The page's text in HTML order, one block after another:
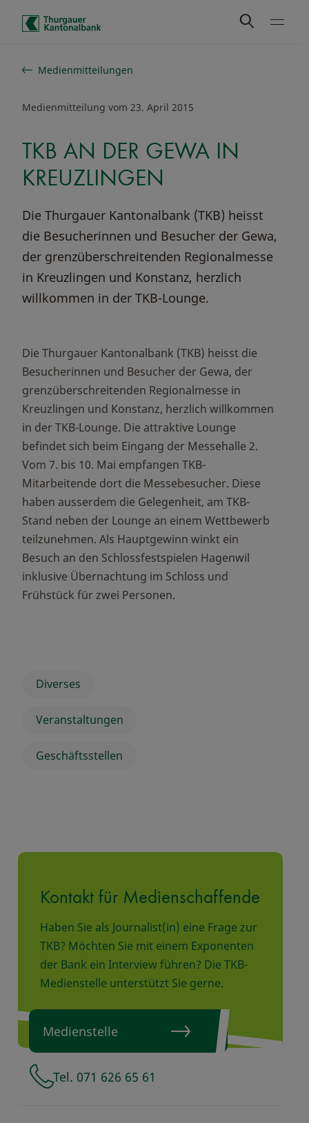
Schnelle Navigation
Medienmitteilungen
Medienmitteilung vom 23. April 2015
TKB AN DER GEWA IN
KREUZLINGEN
Die Thurgauer Kantonalbank (TKB) heisst
die Besucherinnen und Besucher der Gewa,
der grenzüberschreitenden Regionalmesse
in Kreuzlingen und Konstanz, herzlich
willkommen in der TKB-Lounge.
Die Thurgauer Kantonalbank (TKB) heisst die
Besucherinnen und Besucher der Gewa, der
grenzüberschreitenden Regionalmesse in
Kreuzlingen und Konstanz, herzlich willkommen
in der TKB-Lounge. Die attraktive Lounge
befindet sich beim Eingang der Messehalle 2.
Vom 7. bis 10. Mai empfangen TKB-
Mitarbeitende dort die Messebesucher. Diese
haben ausserdem die Gelegenheit, am TKB-
Stand neben der Lounge an einem Wettbewerb
teilzunehmen. Als Hauptgewinn winkt ein
Besuch an den Schlossfestspielen Hagenwil
inklusive Übernachtung im Schloss und
Frühstück für zwei Personen.
Diverses
Veranstaltungen
Geschäftsstellen
Kontakt für Medienschaffende
Haben Sie als Journalist(in) eine Frage zur
TKB? Möchten Sie mit einem Exponenten
der Bank ein Interview führen? Die TKB-
Medienstelle unterstützt Sie gerne.
Medienstelle
Tel. 071 626 65 61